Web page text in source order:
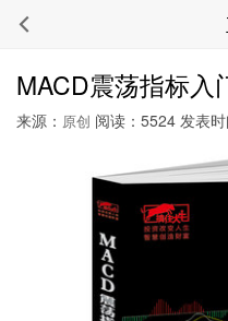
MACD震荡指标入
来源： 原创 阅读：5524 发表